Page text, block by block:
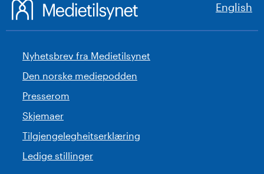
English
Nyhetsbrev fra Medietilsynet
Den norske mediepodden
Presserom
Skjemaer
Tilgjengelegheitserklæring
Ledige stillinger